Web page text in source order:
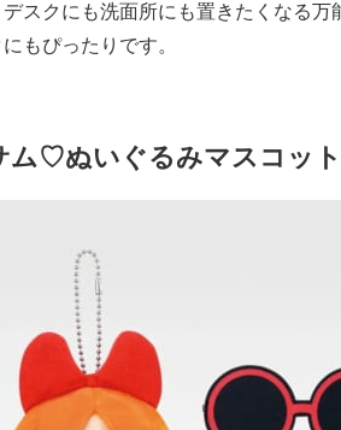
スクにも洗面所にも置きたくなる万
もぴったりです。
ム♡ぬいぐるみマスコット